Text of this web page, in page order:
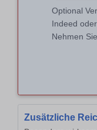
Optional
Indeed
Nehmen
Zusätzliche